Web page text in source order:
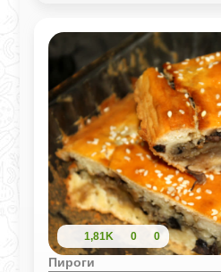
1,81K 0 0
Пироги